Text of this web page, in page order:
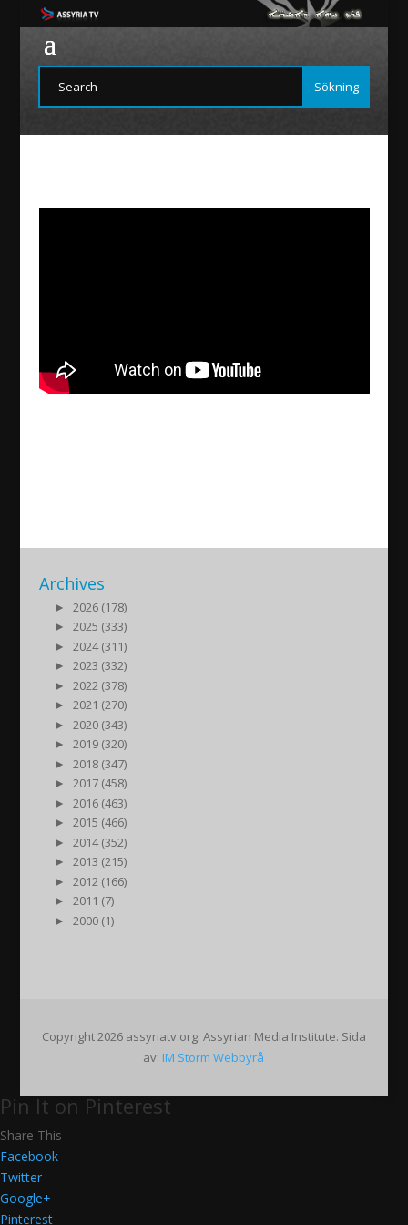
Archives
►
2026 (178)
►
2025 (333)
►
2024 (311)
►
2023 (332)
►
2022 (378)
►
2021 (270)
►
2020 (343)
►
2019 (320)
►
2018 (347)
►
2017 (458)
►
2016 (463)
►
2015 (466)
►
2014 (352)
►
2013 (215)
►
2012 (166)
►
2011 (7)
►
2000 (1)
Copyright 2026 assyriatv.org. Assyrian Media Institute. Sida
av: IM Storm Webbyrå
Pin It on Pinterest
Share This
Facebook
Twitter
Google+
Pinterest